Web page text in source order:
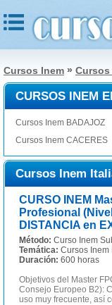
Cursos Inem » Cursos
CURSOS INEM
Cursos Inem BADAJOZ
Cursos Inem CACERES
Cursos Inem
CURSO INEM
Profesional
DISTANCIA en
Método: Curso Inem
Temática: Cursos Inem
Duración: 600 horas
Objetivos del Master
Consejo Europeo B2):
uso muy frecuente, así